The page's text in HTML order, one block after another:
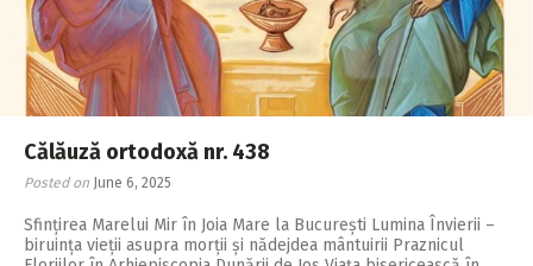
2018
2017
2016
2015
2014
2013
Călăuză ortodoxă nr. 438
Posted on June 6, 2025
Sfințirea Marelui Mir în Joia Mare la București Lumina Învierii –
biruința vieții asupra morții și nădejdea mântuirii Praznicul